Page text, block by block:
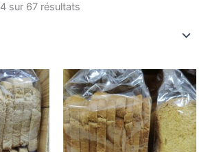
sur 67 résultats